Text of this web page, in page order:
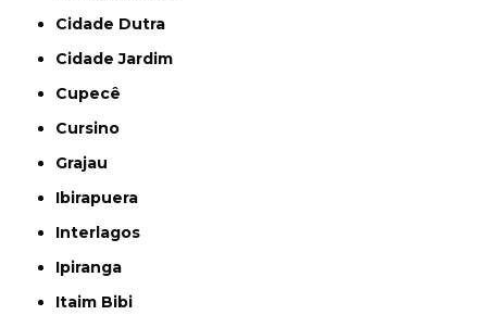
Cidade Dutra
Cidade Jardim
Cupecê
Cursino
Grajau
Ibirapuera
Interlagos
Ipiranga
Itaim Bibi